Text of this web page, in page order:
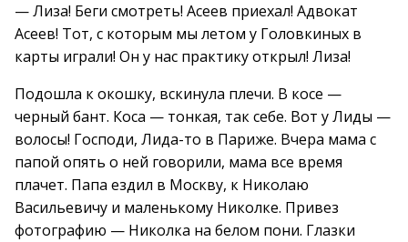
— Лиза! Беги смотреть! Асеев приехал! Адвокат
Асеев! Тот, с которым мы летом у Головкиных в
карты играли! Он у нас практику открыл! Лиза!
Подошла к окошку, вскинула плечи. В косе —
черный бант. Коса — тонкая, так себе. Вот у Лиды —
волосы! Господи, Лида-то в Париже. Вчера мама с
папой опять о ней говорили, мама все время
плачет. Папа ездил в Москву, к Николаю
Васильевичу и маленькому Николке. Привез
фотографию — Николка на белом пони. Глазки